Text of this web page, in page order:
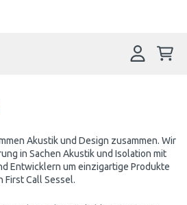
Akustik und Design zusammen. Wir
in Sachen Akustik und Isolation mit
Entwicklern um einzigartige Produkte
First Call Sessel.